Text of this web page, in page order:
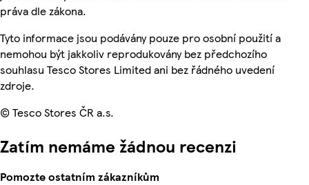
práva dle zákona.
Tyto informace jsou podávány pouze pro osobní použití a
nemohou být jakkoliv reprodukovány bez předchozího
souhlasu Tesco Stores Limited ani bez řádného uvedení
zdroje.
© Tesco Stores ČR a.s.
Zatím nemáme žádnou recenzi
Pomozte ostatním zákazníkům